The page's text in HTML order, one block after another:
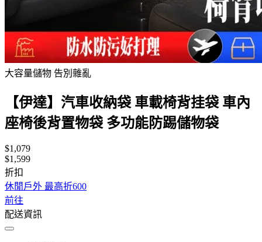
大容量儲物 告別雜亂
【伊達】汽車收納袋 車載椅背挂袋 車內
座椅後背置物袋 多功能防踢儲物袋
$1,079
$1,599
折扣
休閒戶外 最高折600
前往
配送資訊